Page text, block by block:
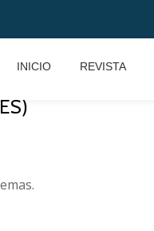
INICIO REVISTA